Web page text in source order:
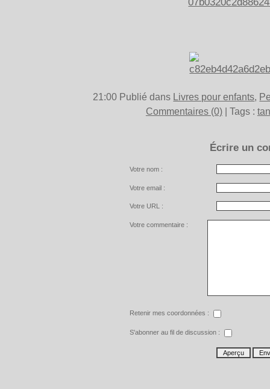
21:00 Publié dans Livres pour enfants,
Commentaires (0)| Tags :
Écrire un
Votre nom :
Votre email :
Votre URL :
Votre commentaire :
Retenir mes coordonnées :
S'abonner au fil de discussion :